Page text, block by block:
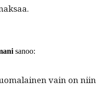
sanoo:
vain on niin